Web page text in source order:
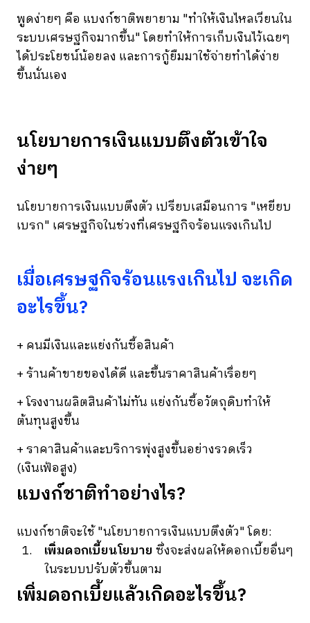
พูดง่ายๆ คือ แบงก์ชาติพยายาม "ทำให้เงินไหลเวียนใน
ระบบเศรษฐกิจมากขึ้น" โดยทำให้การเก็บเงินไว้เฉยๆ
ได้ประโยชน์น้อยลง และการกู้ยืมมาใช้จ่ายทำได้ง่าย
ขึ้นนั่นเอง
นโยบายการเงินแบบตึงตัวเข้าใจ
ง่ายๆ
นโยบายการเงินแบบตึงตัว เปรียบเสมือนการ "เหยียบ
เบรก" เศรษฐกิจในช่วงที่เศรษฐกิจร้อนแรงเกินไป
เมื่อเศรษฐกิจร้อนแรงเกินไป จะเกิด
อะไรขึ้น?
+ คนมีเงินและแย่งกันซื้อสินค้า
+ ร้านค้าขายของได้ดี และขึ้นราคาสินค้าเรื่อยๆ
+ โรงงานผลิตสินค้าไม่ทัน แย่งกันซื้อวัตถุดิบทำให้
ต้นทุนสูงขึ้น
+ ราคาสินค้าและบริการพุ่งสูงขึ้นอย่างรวดเร็ว
(เงินเฟ้อสูง)
แบงก์ชาติทำอย่างไร?
แบงก์ชาติจะใช้ "นโยบายการเงินแบบตึงตัว" โดย:
เพิ่มดอกเบี้ยนโยบายซึ่งจะส่งผลให้ดอกเบี้ยอื่นๆ
ในระบบปรับตัวขึ้นตาม
เพิ่มดอกเบี้ยแล้วเกิดอะไรขึ้น?